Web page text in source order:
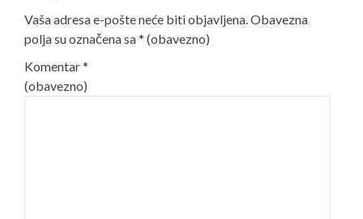
Vaša adresa e-pošte neće biti objavljena.Obavezna
polja su označena sa* (obavezno)
Komentar*
(obavezno)